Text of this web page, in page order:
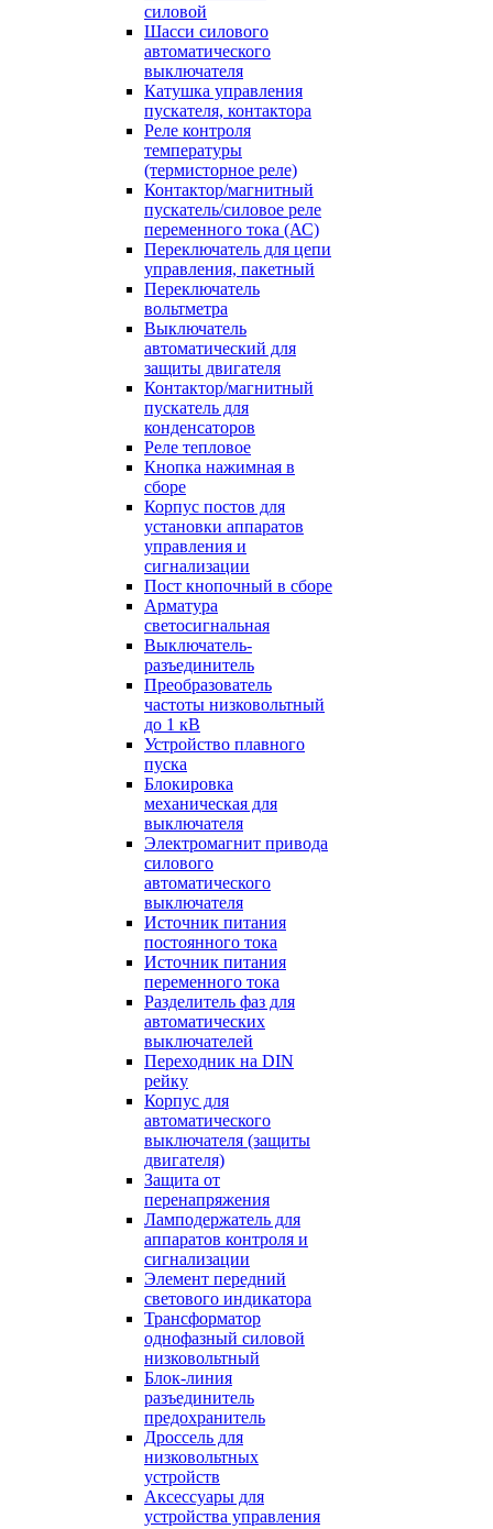
силовой
Шасси силового
автоматического
выключателя
Катушка управления
пускателя, контактора
Реле контроля
температуры
(термисторное реле)
Контактор/магнитный
пускатель/силовое реле
переменного тока (АС)
Переключатель для цепи
управления, пакетный
Переключатель
вольтметра
Выключатель
автоматический для
защиты двигателя
Контактор/магнитный
пускатель для
конденсаторов
Реле тепловое
Кнопка нажимная в
сборе
Корпус постов для
установки аппаратов
управления и
сигнализации
Пост кнопочный в сборе
Арматура
светосигнальная
Выключатель-
разъединитель
Преобразователь
частоты низковольтный
до 1 кВ
Устройство плавного
пуска
Блокировка
механическая для
выключателя
Электромагнит привода
силового
автоматического
выключателя
Источник питания
постоянного тока
Источник питания
переменного тока
Разделитель фаз для
автоматических
выключателей
Переходник на DIN
рейку
Корпус для
автоматического
выключателя (защиты
двигателя)
Защита от
перенапряжения
Ламподержатель для
аппаратов контроля и
сигнализации
Элемент передний
светового индикатора
Трансформатор
однофазный силовой
низковольтный
Блок-линия
разъединитель
предохранитель
Дроссель для
низковольтных
устройств
Аксессуары для
устройства управления